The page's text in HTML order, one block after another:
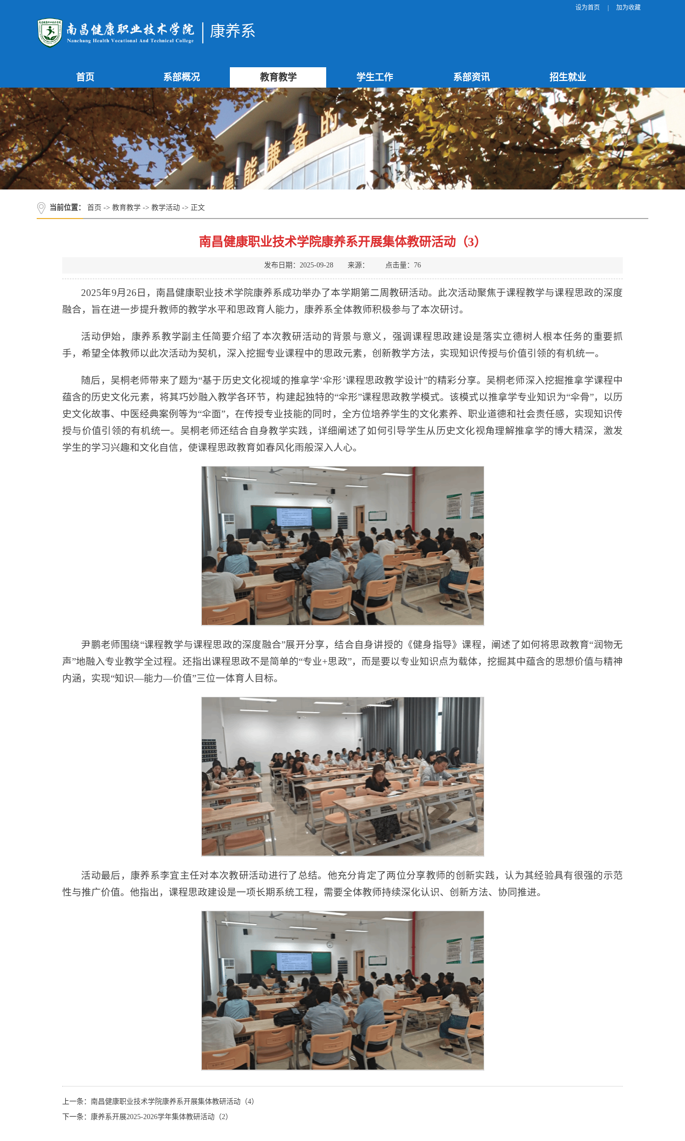
设为首页 加为收藏
康养系
首页 系部概况 教育教学 学生工作 系部资讯 招生就业
当前位置： 首页 -> 教育教学 -> 教学活动 -> 正文
南昌健康职业技术学院康养系开展集体教研活动（3）
发布日期：2025-09-28 来源： 点击量： 76
2025年9月26日，南昌健康职业技术学院康养系成功举办了本学期第二周教研活动。此次活动聚焦于课程教学与课程思政的深度
融合，旨在进一步提升教师的教学水平和思政育人能力，康养系全体教师积极参与了本次研讨。
活动伊始，康养系教学副主任简要介绍了本次教研活动的背景与意义，强调课程思政建设是落实立德树人根本任务的重要抓
手，希望全体教师以此次活动为契机，深入挖掘专业课程中的思政元素，创新教学方法，实现知识传授与价值引领的有机统一。
随后，吴桐老师带来了题为“基于历史文化视域的推拿学‘伞形’课程思政教学设计”的精彩分享。吴桐老师深入挖掘推拿学课程中
蕴含的历史文化元素，将其巧妙融入教学各环节，构建起独特的“伞形”课程思政教学模式。该模式以推拿学专业知识为“伞骨”，以历
史文化故事、中医经典案例等为“伞面”，在传授专业技能的同时，全方位培养学生的文化素养、职业道德和社会责任感，实现知识传
授与价值引领的有机统一。吴桐老师还结合自身教学实践，详细阐述了如何引导学生从历史文化视角理解推拿学的博大精深，激发
学生的学习兴趣和文化自信，使课程思政教育如春风化雨般深入人心。
尹鹏老师围绕“课程教学与课程思政的深度融合”展开分享，结合自身讲授的《健身指导》课程，阐述了如何将思政教育“润物无
声”地融入专业教学全过程。还指出课程思政不是简单的“专业+思政”，而是要以专业知识点为载体，挖掘其中蕴含的思想价值与精神
内涵，实现“知识—能力—价值”三位一体育人目标。
活动最后，康养系李宜主任对本次教研活动进行了总结。他充分肯定了两位分享教师的创新实践，认为其经验具有很强的示范
性与推广价值。他指出，课程思政建设是一项长期系统工程，需要全体教师持续深化认识、创新方法、协同推进。
上一条： 南昌健康职业技术学院康养系开展集体教研活动（4）
下一条： 康养系开展2025-2026学年集体教研活动（2）